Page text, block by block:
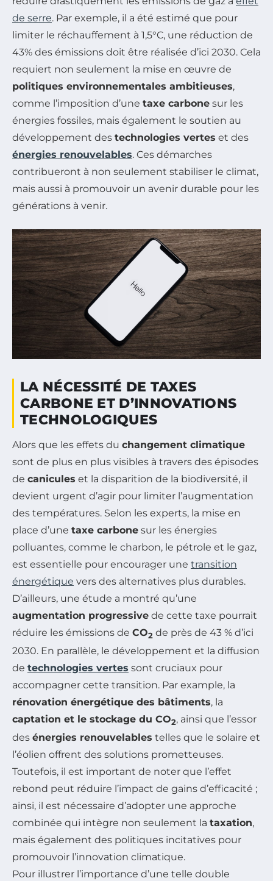
de serre. Par exemple, il a été estimé que pour
limiter le réchauffement à 1,5°C, une réduction de
43% des émissions doit être réalisée d’ici 2030. Cela
requiert non seulement la mise en œuvre de
politiques environnementales ambitieuses,
comme l’imposition d’une taxe carbone sur les
énergies fossiles, mais également le soutien au
développement des technologies vertes et des
énergies renouvelables. Ces démarches
contribueront à non seulement stabiliser le climat,
mais aussi à promouvoir un avenir durable pour les
générations à venir.
LA NÉCESSITÉ DE TAXES
CARBONE ET D’INNOVATIONS
TECHNOLOGIQUES
Alors que les effets du changement climatique
sont de plus en plus visibles à travers des épisodes
de canicules et la disparition de la biodiversité, il
devient urgent d’agir pour limiter l’augmentation
des températures. Selon les experts, la mise en
place d’une taxe carbone sur les énergies
polluantes, comme le charbon, le pétrole et le gaz,
est essentielle pour encourager une transition
énergétique vers des alternatives plus durables.
D’ailleurs, une étude a montré qu’une
augmentation progressive de cette taxe pourrait
réduire les émissions de CO2 de près de 43 % d’ici
2030. En parallèle, le développement et la diffusion
de technologies vertes sont cruciaux pour
accompagner cette transition. Par example, la
rénovation énergétique des bâtiments, la
captation et le stockage du CO2, ainsi que l’essor
des énergies renouvelables telles que le solaire et
l’éolien offrent des solutions prometteuses.
Toutefois, il est important de noter que l’effet
rebond peut réduire l’impact de gains d’efficacité ;
ainsi, il est nécessaire d’adopter une approche
combinée qui intègre non seulement la taxation,
mais également des politiques incitatives pour
promouvoir l’innovation climatique.
Pour illustrer l’importance d’une telle double